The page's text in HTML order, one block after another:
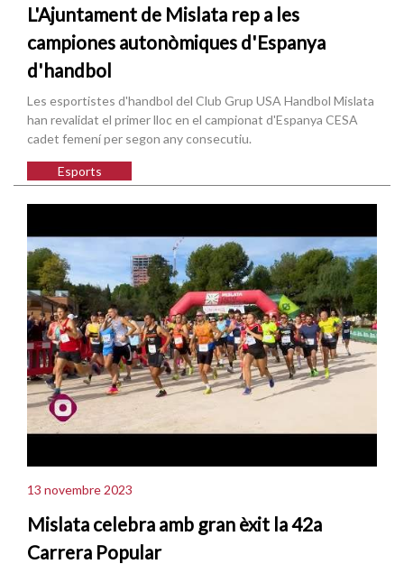
L'Ajuntament de Mislata rep a les
campiones autonòmiques d'Espanya
d'handbol
Les esportistes d'handbol del Club Grup USA Handbol Mislata
han revalidat el primer lloc en el campionat d'Espanya CESA
cadet femení per segon any consecutiu.
Esports
13 novembre 2023
Mislata celebra amb gran èxit la 42a
Carrera Popular